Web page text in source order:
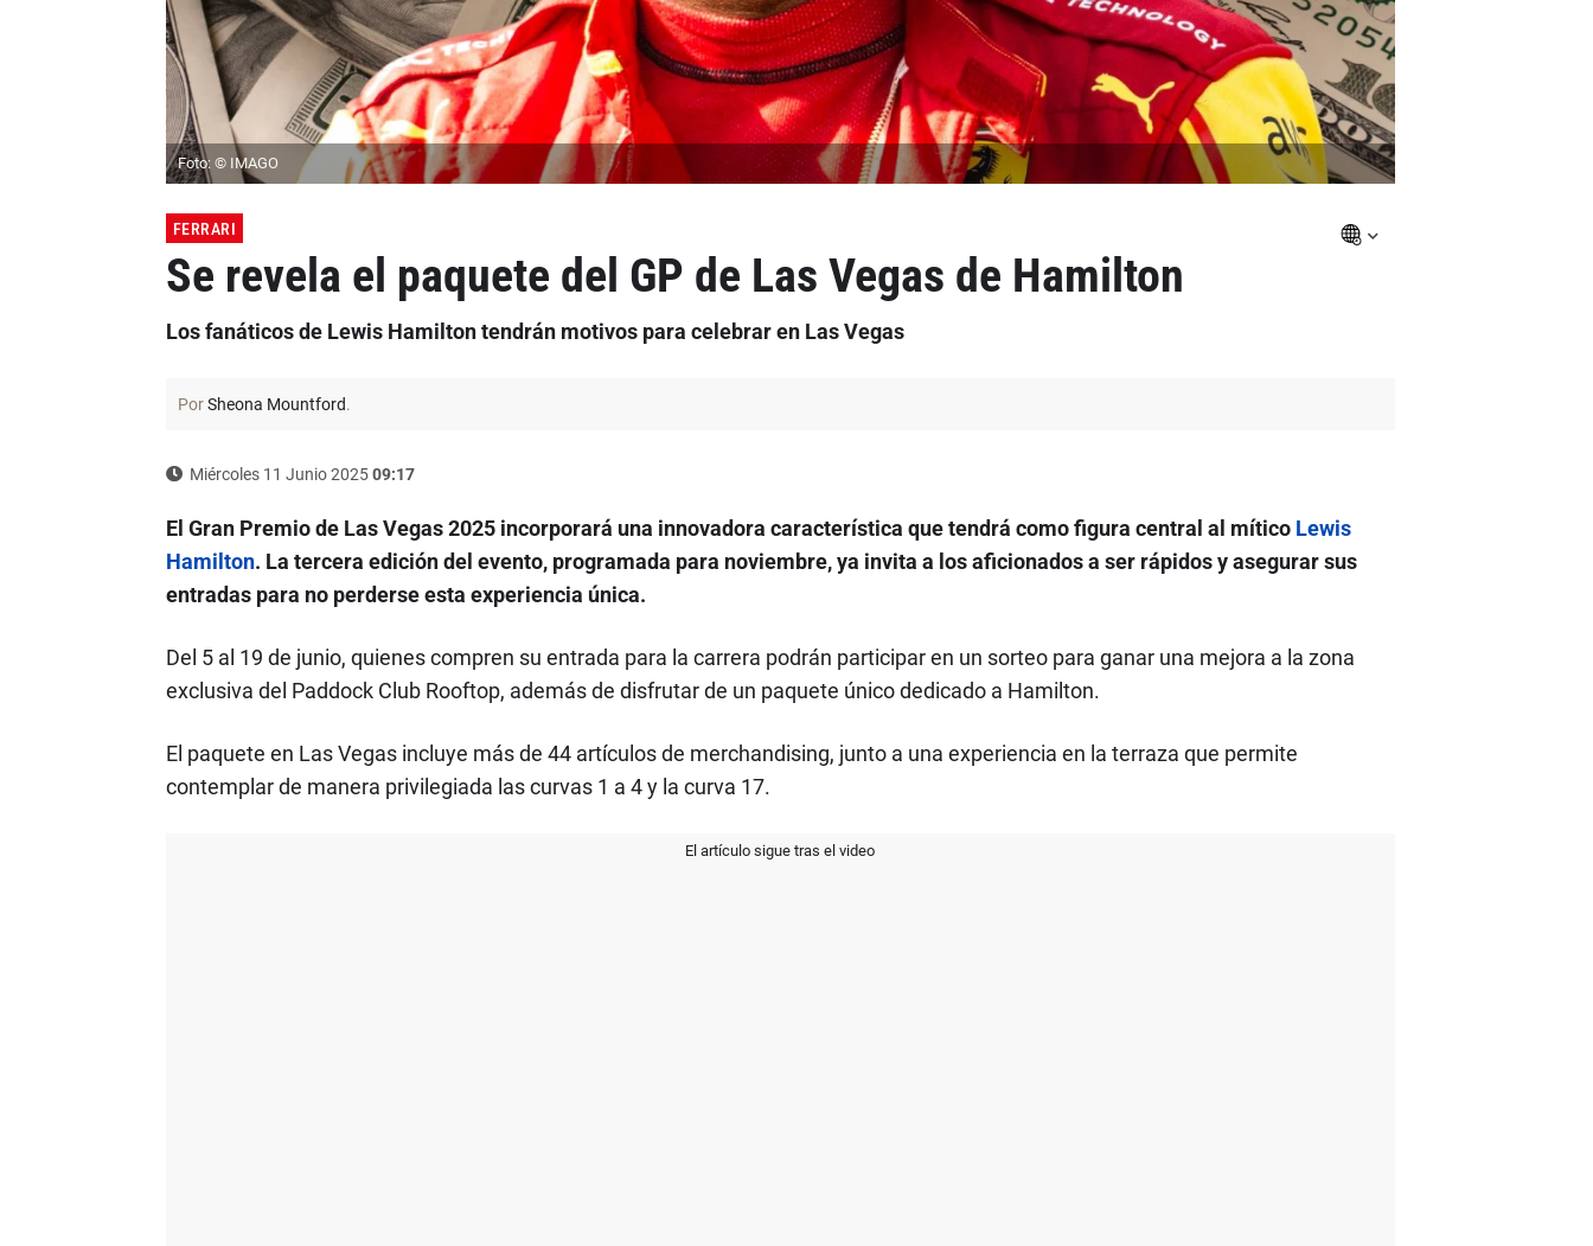
Foto: © IMAGO
FERRARI
Se revela el paquete del GP de Las Vegas de Hamilton
Los fanáticos de Lewis Hamilton tendrán motivos para celebrar en Las Vegas
PorSheona Mountford.
Miércoles 11 Junio 202509:17
El Gran Premio de Las Vegas 2025 incorporará una innovadora característica que tendrá como figura central al mítico Lewis
Hamilton. La tercera edición del evento, programada para noviembre, ya invita a los aficionados a ser rápidos y asegurar sus
entradas para no perderse esta experiencia única.
Del 5 al 19 de junio, quienes compren su entrada para la carrera podrán participar en un sorteo para ganar una mejora a la zona
exclusiva del Paddock Club Rooftop, además de disfrutar de un paquete único dedicado a Hamilton.
El paquete en Las Vegas incluye más de 44 artículos de merchandising, junto a una experiencia en la terraza que permite
contemplar de manera privilegiada las curvas 1 a 4 y la curva 17.
El artículo sigue tras el video